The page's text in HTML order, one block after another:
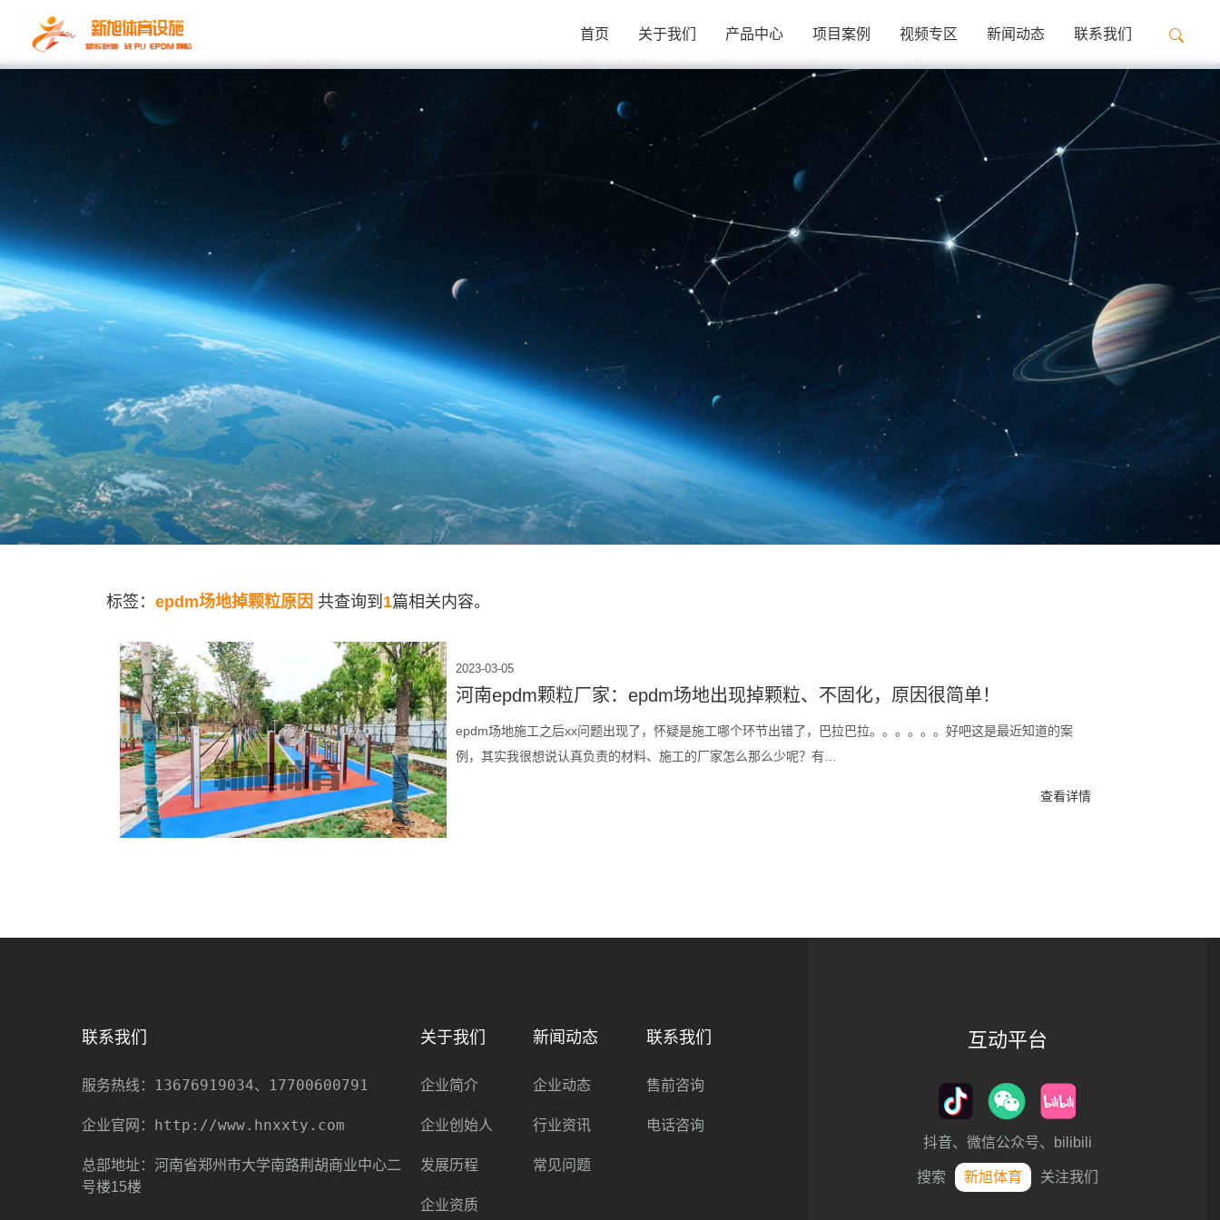
首页 关于我们 产品中心 项目案例 视频专区 新闻动态 联系我们
标签： epdm场地掉颗粒原因 共查询到 1篇相关内容。
2023-03-05
河南epdm颗粒厂家：epdm场地出现掉颗粒、不固化，原因很简单！
epdm场地施工之后xx问题出现了，怀疑是施工哪个环节出错了，巴拉巴拉。。。。。。好吧这是最近知道的案
例，其实我很想说认真负责的材料、施工的厂家怎么那么少呢？有…
查看详情
联系我们
服务热线： 13676919034、17700600791
企业官网： http://www.hnxxty.com
总部地址：河南省郑州市大学南路荆胡商业中心二
号楼15楼
关于我们
企业简介
企业创始人
发展历程
企业资质
新闻动态
企业动态
行业资讯
常见问题
联系我们
售前咨询
电话咨询
互动平台
抖音、微信公众号、bilibili
搜索 新旭体育 关注我们